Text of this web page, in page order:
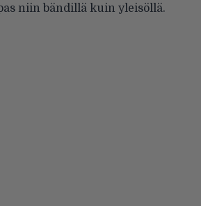
niin bändillä kuin yleisöllä.